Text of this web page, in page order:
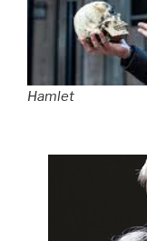
Hamlet